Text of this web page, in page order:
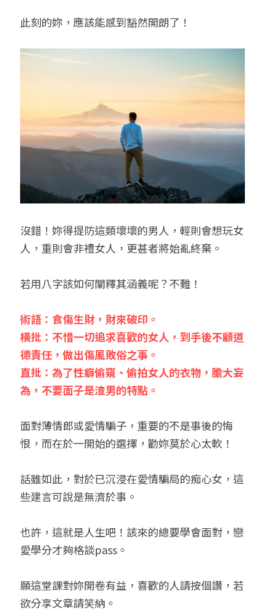
此刻的妳，應該能感到豁然開朗了！
沒錯！妳得提防這類壞壞的男人，輕則會想玩女
人，重則會非禮女人，更甚者將始亂終棄。
若用八字該如何闡釋其涵義呢？不難！
術語：食傷生財，財來破印。
橫批：不惜一切追求喜歡的女人，到手後不顧道
德責任，做出傷風敗俗之事。
直批：為了性癖偷窺、偷拍女人的衣物，膽大妄
為，不要面子是渣男的特點。
面對薄情郎或愛情騙子，重要的不是事後的悔
恨，而在於一開始的選擇，勸妳莫於心太軟！
話雖如此，對於已沉浸在愛情騙局的痴心女，這
些建言可說是無濟於事。
也許，這就是人生吧！該來的總要學會面對，戀
愛學分才夠格談pass。
願這堂課對妳開卷有益，喜歡的人請按個讚，若
欲分享文章請笑納。